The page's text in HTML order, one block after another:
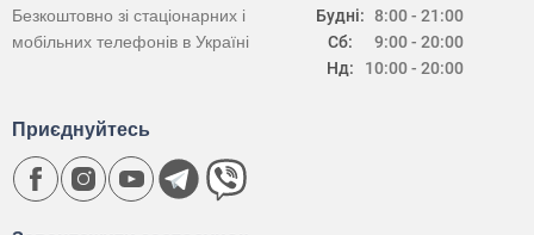
Будні:
Сб:
Нд:
8:00 - 21:00
9:00 - 20:00
10:00 - 20:00
Безкоштовно зі стаціонарних і
мобільних телефонів в Україні
Приєднуйтесь